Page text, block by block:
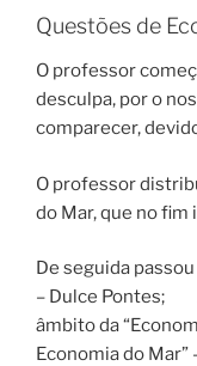
Questões de
O professor
desculpa, por o
comparecer,
O professor
do Mar, que no
De seguida
– Dulce Pontes;
âmbito da
Economia do Mar”